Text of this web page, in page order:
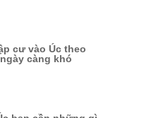
cư vào Úc theo
càng khó